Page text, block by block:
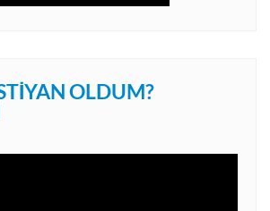
OLDUM?